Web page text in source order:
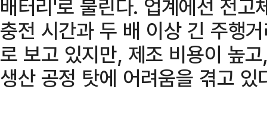
배터리'로 불린다. 업계에선 전고
충전 시간과 두 배 이상 긴 주행
로 보고 있지만, 제조 비용이 높
생산 공정 탓에 어려움을 겪고 있